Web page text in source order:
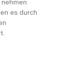
es durch